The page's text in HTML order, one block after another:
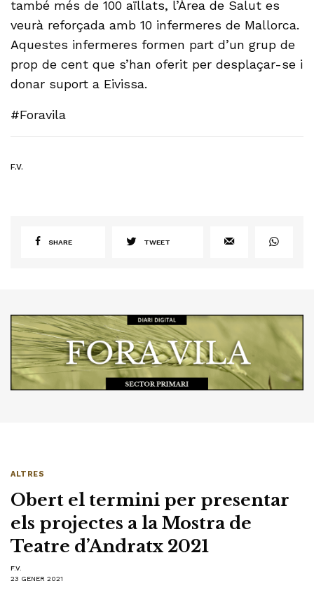
també més de 100 aïllats, l’Àrea de Salut es
veurà reforçada amb 10 infermeres de Mallorca.
Aquestes infermeres formen part d’un grup de
prop de cent que s’han oferit per desplaçar-se i
donar suport a Eivissa.
#Foravila
F.V.
SHARE TWEET
ALTRES
Obert el termini per presentar
els projectes a la Mostra de
Teatre d’Andratx 2021
F.V.
23 GENER 2021